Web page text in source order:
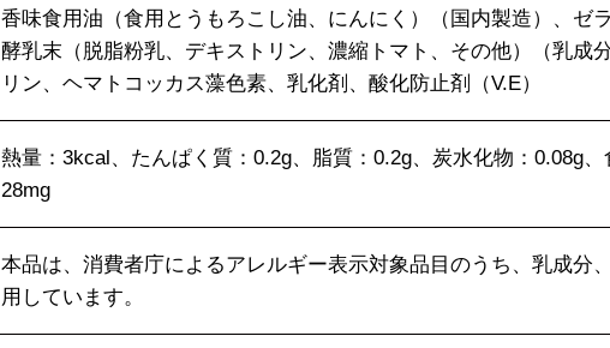
香味食用油（食用とうもろこし油、にんにく）（国内製造）、ゼ
酵乳末（脱脂粉乳、デキストリン、濃縮トマト、その他）（乳成
リン、ヘマトコッカス藻色素、乳化剤、酸化防止剤（V.E）
熱量：3kcal、たんぱく質：0.2g、脂質：0.2g、炭水化物：0.08g
28mg
本品は、消費者庁によるアレルギー表示対象品目のうち、乳成分
用しています。